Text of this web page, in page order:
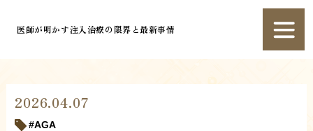
医師が明かす注入治療の限界と最新事情
2026.04.07
AGA